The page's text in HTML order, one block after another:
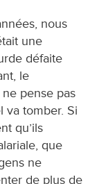
nous
une
défaite
le
pense pas
va tomber. Si
qu’ils
que
ne
de plus de